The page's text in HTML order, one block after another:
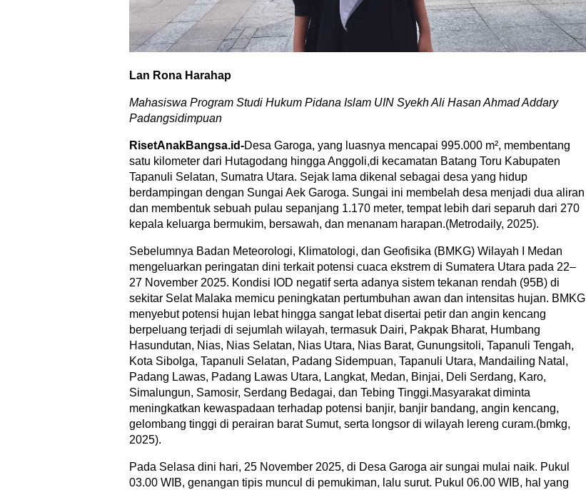
Lan Rona Harahap
Mahasiswa Program Studi Hukum Pidana Islam UIN Syekh Ali Hasan Ahmad Addary
Padangsidimpuan
RisetAnakBangsa.id-Desa Garoga, yang luasnya mencapai 995.000 m², membentang
satu kilometer dari Hutagodang hingga Anggoli,di kecamatan Batang Toru Kabupaten
Tapanuli Selatan, Sumatra Utara. Sejak lama dikenal sebagai desa yang hidup
berdampingan dengan Sungai Aek Garoga. Sungai ini membelah desa menjadi dua aliran
dan membentuk sebuah pulau sepanjang 1.170 meter, tempat lebih dari separuh dari 270
kepala keluarga bermukim, bersawah, dan menanam harapan.(Metrodaily, 2025).
Sebelumnya Badan Meteorologi, Klimatologi, dan Geofisika (BMKG) Wilayah I Medan
mengeluarkan peringatan dini terkait potensi cuaca ekstrem di Sumatera Utara pada 22–
27 November 2025. Kondisi IOD negatif serta adanya sistem tekanan rendah (95B) di
sekitar Selat Malaka memicu peningkatan pertumbuhan awan dan intensitas hujan. BMKG
menyebut potensi hujan lebat hingga sangat lebat disertai petir dan angin kencang
berpeluang terjadi di sejumlah wilayah, termasuk Dairi, Pakpak Bharat, Humbang
Hasundutan, Nias, Nias Selatan, Nias Utara, Nias Barat, Gunungsitoli, Tapanuli Tengah,
Kota Sibolga, Tapanuli Selatan, Padang Sidempuan, Tapanuli Utara, Mandailing Natal,
Padang Lawas, Padang Lawas Utara, Langkat, Medan, Binjai, Deli Serdang, Karo,
Simalungun, Samosir, Serdang Bedagai, dan Tebing Tinggi.Masyarakat diminta
meningkatkan kewaspadaan terhadap potensi banjir, banjir bandang, angin kencang,
gelombang tinggi di perairan barat Sumut, serta longsor di wilayah lereng curam.(bmkg,
2025).
Pada Selasa dini hari, 25 November 2025, di Desa Garoga air sungai mulai naik. Pukul
03.00 WIB, genangan tipis muncul di pemukiman, lalu surut. Pukul 06.00 WIB, hal yang